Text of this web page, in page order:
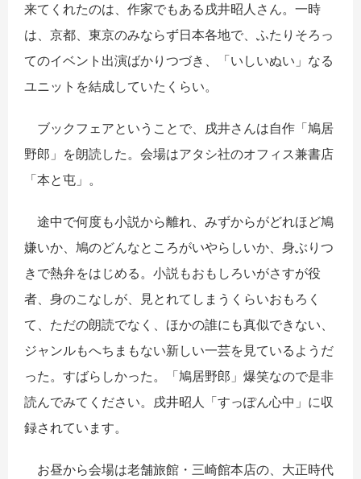
来てくれたのは、作家でもある戌井昭人さん。一時
は、京都、東京のみならず日本各地で、ふたりそろっ
てのイベント出演ばかりつづき、「いしいぬい」なる
ユニットを結成していたくらい。
ブックフェアということで、戌井さんは自作「鳩居
野郎」を朗読した。会場はアタシ社のオフィス兼書店
「本と屯」。
途中で何度も小説から離れ、みずからがどれほど鳩
嫌いか、鳩のどんなところがいやらしいか、身ぶりつ
きで熱弁をはじめる。小説もおもしろいがさすが役
者、身のこなしが、見とれてしまうくらいおもろく
て、ただの朗読でなく、ほかの誰にも真似できない、
ジャンルもへちまもない新しい一芸を見ているようだ
った。すばらしかった。「鳩居野郎」爆笑なので是非
読んでみてください。戌井昭人「すっぽん心中」に収
録されています。
お昼から会場は老舗旅館・三崎館本店の、大正時代